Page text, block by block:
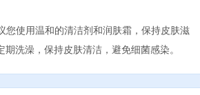
您使用温和的清洁剂和润肤霜，保持皮肤滋
洗澡，保持皮肤清洁，避免细菌感染。